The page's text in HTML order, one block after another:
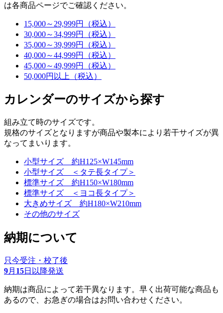
は各商品ページでご確認ください。
15,000～29,999円（税込）
30,000～34,999円（税込）
35,000～39,999円（税込）
40,000～44,999円（税込）
45,000～49,999円（税込）
50,000円以上（税込）
カレンダーのサイズから探す
組み立て時のサイズです。
規格のサイズとなりますが商品や製本により若干サイズが異
なってまいります。
小型サイズ 約H125×W145mm
小型サイズ ＜タテ長タイプ＞
標準サイズ 約H150×W180mm
標準サイズ ＜ヨコ長タイプ＞
大きめサイズ 約H180×W210mm
その他のサイズ
納期について
只今受注・校了後
9月 15日以降発送
納期は商品によって若干異なります。早く出荷可能な商品も
あるので、お急ぎの場合はお問い合わせください。